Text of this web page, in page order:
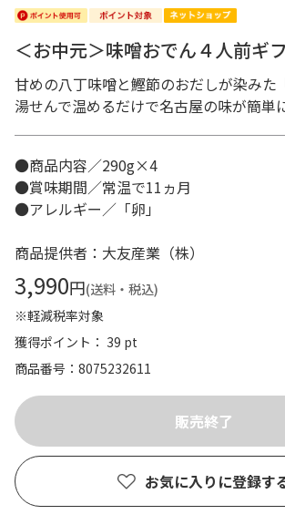
＜お中元＞味噌おでん４人前ギ
甘めの八丁味噌と鰹節のおだしが染みた
湯せんで温めるだけで名古屋の味が簡単
●商品内容／290g×4
●賞味期間／常温で11ヵ月
●アレルギー／「卵」
商品提供者：大友産業（株）
3,990円(送料・税込)
※軽減税率対象
獲得ポイント： 39 pt
商品番号
8075232611
お気に入りに登録す